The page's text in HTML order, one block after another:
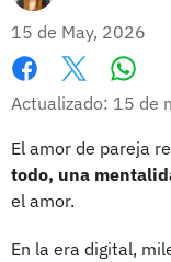
15 de May, 2026
Facebook
X
Actualizado: 15 de
El amor de pareja
todo, una
el amor.
En la era digital,